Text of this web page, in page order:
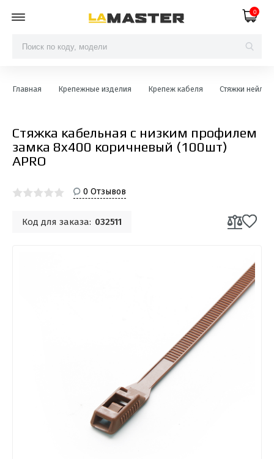
0
Главная Крепежные изделия Крепеж кабеля Стяжки
Стяжка кабельная с низким профилем
замка 8x400 коричневый (100шт)
APRO
0 Отзывов
Код для заказа: 032511